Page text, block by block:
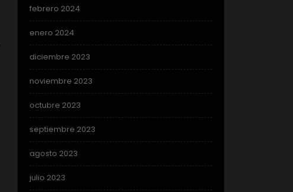
febrero 2024
enero 2024
diciembre 2023
noviembre 2023
octubre 2023
septiembre 2023
agosto 2023
julio 2023